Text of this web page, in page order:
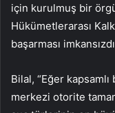
için kurulmuş bir
Hükümetlerarası
başarması
Bilal, “Eğer
merkezi otorite